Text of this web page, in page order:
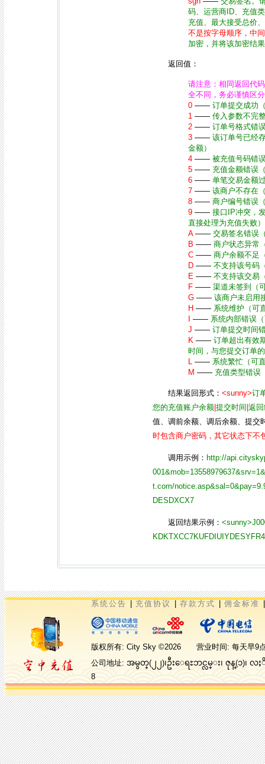
码、运营商ID、充值
充值、最大接受总价
不是按字母顺序，中
加密，并将该加密结
返回值：
请注意：相同返回代
全不同，务必谨慎区
0 —— 订单提交成功
1 —— 传入参数不完
2 —— 订单号格式错
3 —— 该订单号已经
金额）
4 —— 被充值号码错
5 —— 充值金额错误
6 —— 单笔交易金额
7 —— 该商户不存在
8 —— 商户编号错误
9 —— 接口IP冲突，
直接处理为充值失败）
A—— 交易签名错误
B —— 商户状态异常
C —— 商户余额不足
D —— 不支持该号码
E —— 不支持该交易
F —— 渠道未签到（
G —— 该商户未启用
H —— 系统维护（可
—— 系统内部错误
J —— 订单提交时间
K —— 订单超出有效
时间，与您提交订单
L —— 系统繁忙（可
M —— 充值类型错误
结果返回形式： <sunny>订
您的充值账户余额|提交时间|返
值、调前余额、调后余额、提交
时包含商户密码，其它状态下不
调用示例： http://
t.com/
DESDXCX7
返回结果示例：
系统公告 充值协议 存款方式 佣金标准
版权所有: City Sky ©2026 营业时间: 每天早9点
公司地址: အမွတ္(၂၂)၊ဦးေရႊဘင္လမ္း၊ ဇုန္(၁)၊ လ
8